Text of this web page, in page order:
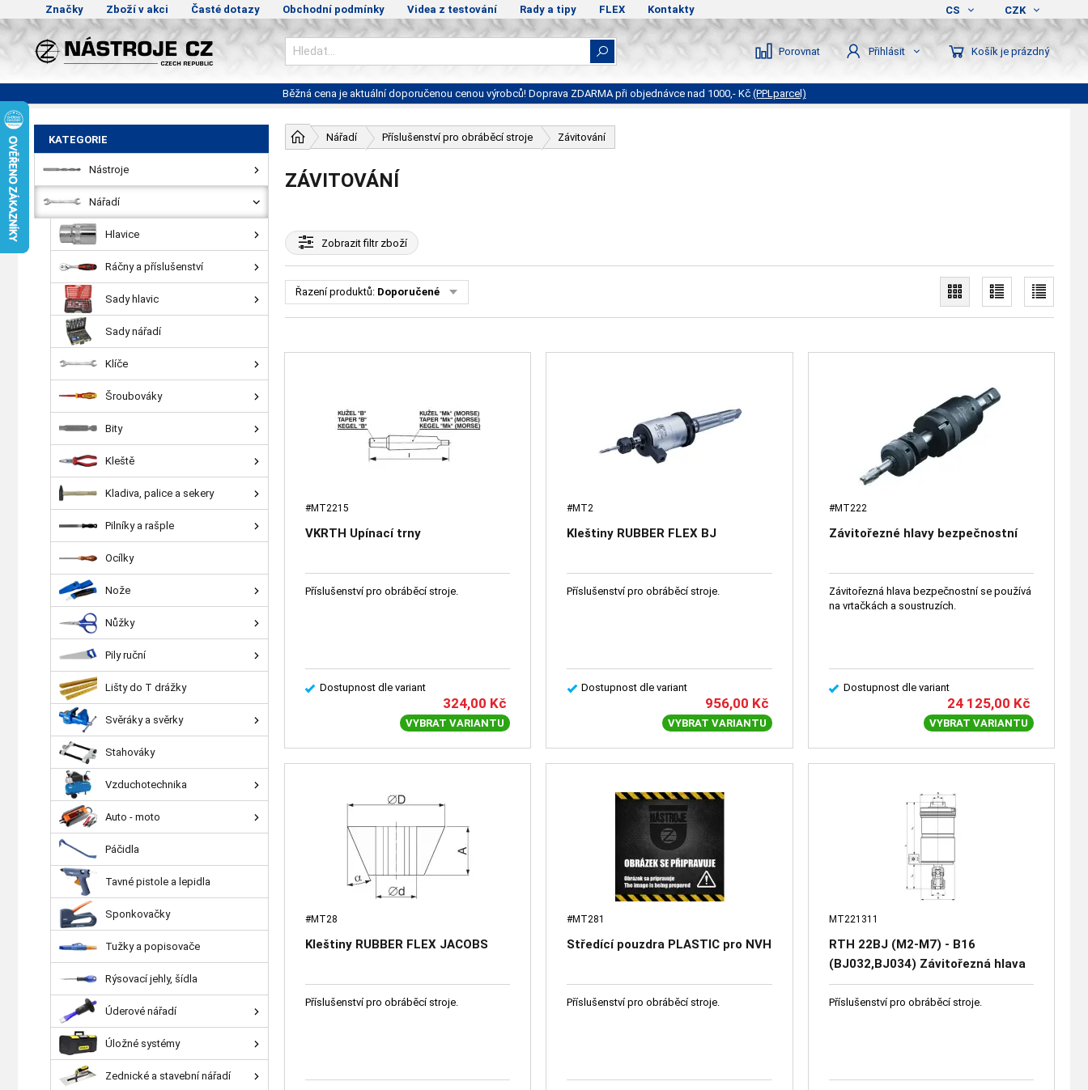
Značky Zboží v akci Časté dotazy Obchodní podmínky Videa z testování Rady a tipy FLEX Kontakty CS CZK
Porovnat Přihlásit Košík je prázdný
Běžná cena je aktuální doporučenou cenou výrobců! Doprava ZDARMA při objednávce nad 1000,- Kč (PPLparcel)
Nářadí Příslušenství pro obráběcí stroje Závitování
ZÁVITOVÁNÍ
Zobrazitfiltr zboží
Řazení produktů: Doporučené
#MT2215
VKRTH Upínací trny
Příslušenství pro obráběcí stroje.
Dostupnost dle variant
324,00 Kč
VYBRAT VARIANTU
#MT2
Kleštiny RUBBER FLEX BJ
Příslušenství pro obráběcí stroje.
Dostupnost dle variant
956,00 Kč
VYBRAT VARIANTU
#MT222
Závitořezné hlavy bezpečnostní
Závitořezná hlava bezpečnostní se používá
na vrtačkách a soustruzích.
Dostupnost dle variant
24 125,00 Kč
VYBRAT VARIANTU
#MT28
Kleštiny RUBBER FLEX JACOBS
Příslušenství pro obráběcí stroje.
#MT281
Středící pouzdra PLASTIC pro NVH
Příslušenství pro obráběcí stroje.
MT221311
RTH 22BJ (M2-M7) - B16
(BJ032,BJ034) Závitořezná hlava
reverzační (dodává se bez kleštin)
Příslušenství pro obráběcí stroje.
KATEGORIE
Nástroje
Nářadí
Hlavice
Ráčny a příslušenství
Sady hlavic
Sady nářadí
Klíče
Šroubováky
Bity
Kleště
Kladiva, palice a sekery
Pilníky a rašple
Ocílky
Nože
Nůžky
Pily ruční
Lišty do T drážky
Svěráky a svěrky
Stahováky
Vzduchotechnika
Auto - moto
Páčidla
Tavné pistole a lepidla
Sponkovačky
Tužky a popisovače
Rýsovací jehly, šídla
Úderové nářadí
Úložné systémy
Zednické a stavební nářadí